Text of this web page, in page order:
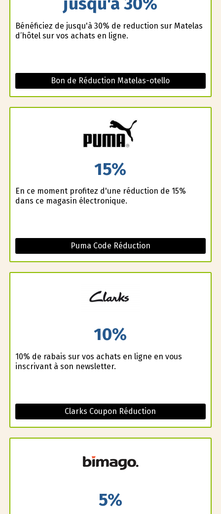
Bénéficiez de jusqu'à 30% de reduction sur Matelas
d’hôtel sur vos achats en ligne.
Bon de Réduction Matelas-otello
15%
En ce moment profitez d'une réduction de 15%
dans ce magasin électronique.
Puma Code Réduction
10%
10% de rabais sur vos achats en ligne en vous
inscrivant à son newsletter.
Clarks Coupon Réduction
5%